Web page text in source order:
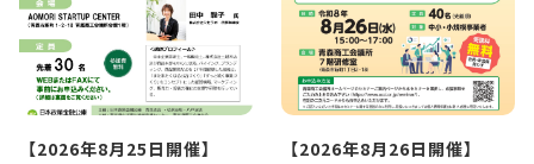
【2026年8月25日開催】
【2026年8月26日開催】